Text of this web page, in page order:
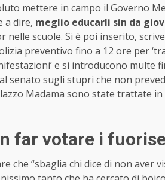
mettere in campo il Governo
a dire, meglio educarli sin da
nelle scuole. Si è poi inserito,
preventivo fino a 12 ore per
e si introducono multe
senato sugli stupri che non
Madama sono state trattate
far votare i
che “sbaglia chi dice di non aver